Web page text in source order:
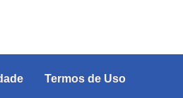
Termos de Uso